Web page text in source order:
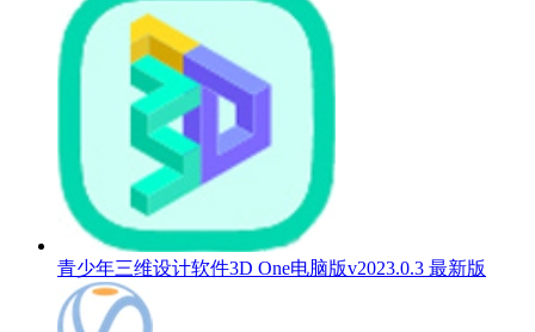
青少年三维设计软件3D One电脑版v2023.0.3 最新版